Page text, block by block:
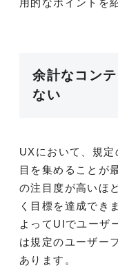
用的なポイントを
余計なコン
ない
UXにおいて、規
目を集めることが
の注目度が高いほ
く目標を達成でき
よってUIでユーザ
は規定のユーザー
あります。